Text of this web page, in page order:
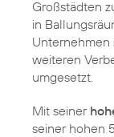
Großstädten
in
Unternehmen
weiteren
umgesetzt.
Mit seiner
seiner hohen